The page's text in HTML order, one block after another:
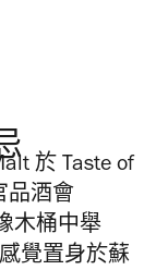
於 Taste of
品酒會
木桶中舉
覺置身於蘇